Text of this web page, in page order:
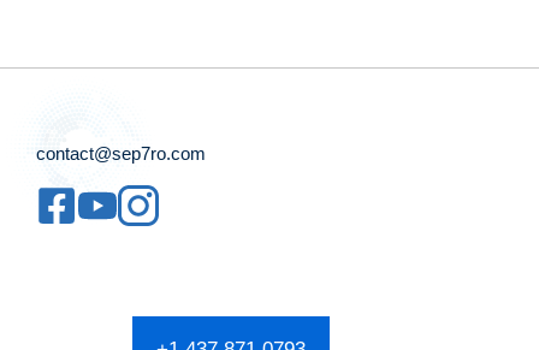
contact@sep7ro.com